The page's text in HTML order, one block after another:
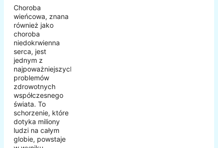
Choroba
wieńcowa, znana
również jako
choroba
niedokrwienna
serca, jest
jednym z
najpoważniejszych
problemów
zdrowotnych
współczesnego
świata. To
schorzenie, które
dotyka miliony
ludzi na całym
globie, powstaje